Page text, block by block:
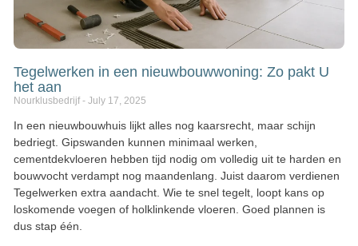
Tegelwerken in een nieuwbouwwoning: Zo pakt U
het aan
Nourklusbedrijf July 17, 2025
In een nieuwbouwhuis lijkt alles nog kaarsrecht, maar schijn
bedriegt. Gipswanden kunnen minimaal werken,
cementdekvloeren hebben tijd nodig om volledig uit te harden en
bouwvocht verdampt nog maandenlang. Juist daarom verdienen
Tegelwerken extra aandacht. Wie te snel tegelt, loopt kans op
loskomende voegen of holklinkende vloeren. Goed plannen is
dus stap één.